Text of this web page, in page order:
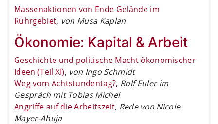
Massenaktionen von Ende Gelände im
Ruhrgebiet, von Musa Kaplan
Ökonomie: Kapital & Arbeit
Geschichte und politische Macht ökonomischer
Ideen (Teil XI), von Ingo Schmidt
Weg vom Achtstundentag?, Rolf Euler im
Gespräch mit Tobias Michel
Angriffe auf die Arbeitszeit, Rede von Nicole
Mayer-Ahuja